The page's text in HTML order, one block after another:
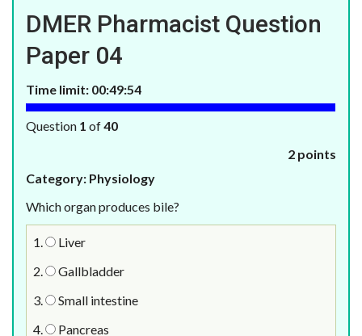
DMER Pharmacist Question
Paper 04
Time limit: 00:49:53
Question 1 of40
2 points
Category: Physiology
Which organ produces bile?
1.
Liver
2.
Gallbladder
3.
Small intestine
4.
Pancreas